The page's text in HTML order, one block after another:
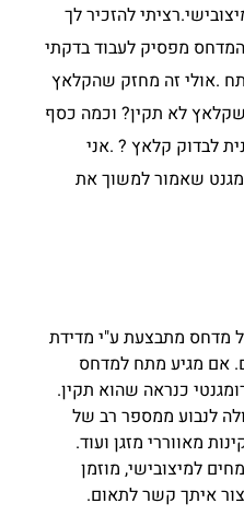
להזכיר לך
מפסיק לעבוד בדקתי
.אולי זה מחזק שהקלאץ
שקלאץ לא תקין? וכמה כסף
לבדוק קלאץ ? .אני
שאמור למשוך את
מדחס מתבצעת ע"י מדידת
,אמור להיות 4-8 אום. אם מגיע מתח למדחס
כנראה שהוא תקין.
לנבוע ממספר רב של
מאווררי מזגן ועוד.
למיצובישי, מוזמן
איתך קשר לתאום.